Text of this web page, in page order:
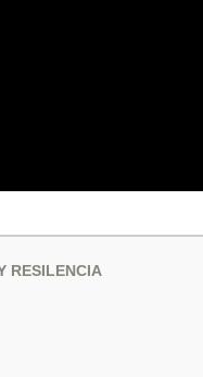
RESILENCIA